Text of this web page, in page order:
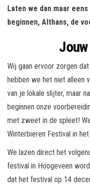
Laten we dan maar
beginnen, Althans, de
Wij gaan ervoor zorgen
hebben we het niet alleen
van je lokale slijter, maar
beginnen onze
met zweet in de spleet!
Winterbieren Festival in
We lazen direct het
festival in Hoogeveen
dat het festival op 14